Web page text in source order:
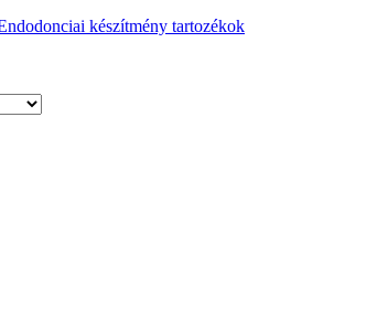
készítmény tartozékok